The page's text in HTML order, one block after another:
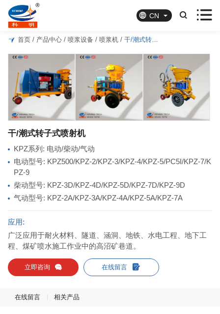
 CN   
首页 / 产品中心 / 喷浆设备 / 喷浆机 / 干/潮式转子式喷射机
干/潮式转子式喷射机
KPZ系列: 电动/柴动/气动
电动型号: KPZ500/KPZ-2/KPZ-3/KPZ-4/KPZ-5/PC5I/KPZ-7/K
PZ-9
柴动型号: KPZ-3D/KPZ-4D/KPZ-5D/KPZ-7D/KPZ-9D
气动型号: KPZ-2A/KPZ-3A/KPZ-4A/KPZ-5A/KPZ-7A
应用:
广泛应用于耐火材料、隧道、涵洞、地铁、水电工程、地下工
程、煤矿喷水施工作业中的高沼矿巷道。
立即咨询  在线留言 
在线留言 相关产品